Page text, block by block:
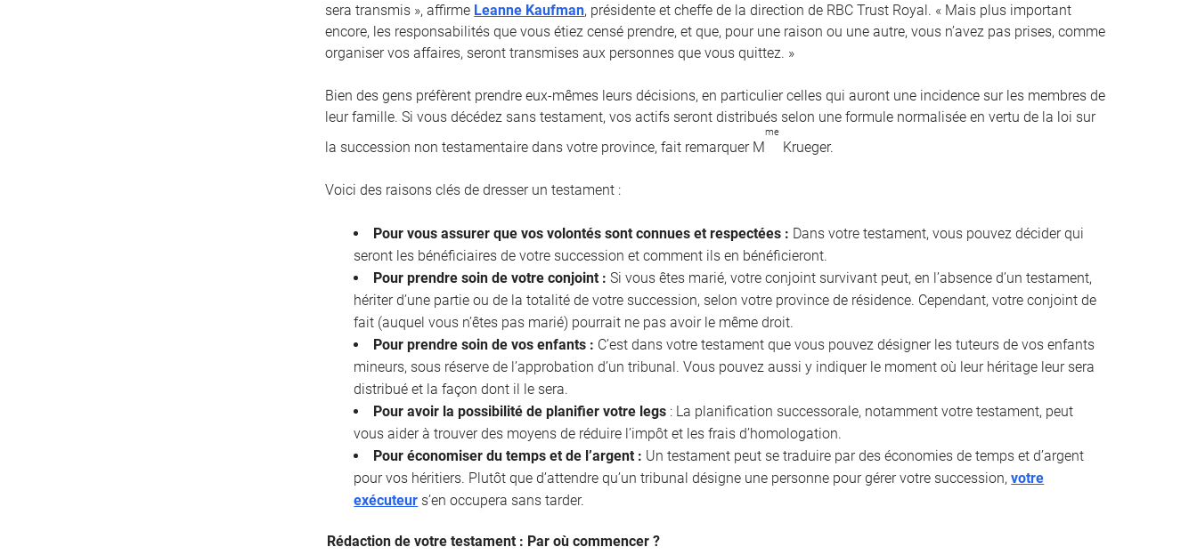
sera transmis », affirme Leanne Kaufman, présidente et cheffe de la direction de RBC Trust Royal. « Mais plus important
encore, les responsabilités que vous étiez censé prendre, et que, pour une raison ou une autre, vous n’avez pas prises, comme
organiser vos affaires, seront transmises aux personnes que vous quittez. »
Bien des gens préfèrent prendre eux-mêmes leurs décisions, en particulier celles qui auront une incidence sur les membres de
leur famille. Si vous décédez sans testament, vos actifs seront distribués selon une formule normalisée en vertu de la loi sur
la succession non testamentaire dans votre province, fait remarquer M
me
Krueger.
Voici des raisons clés de dresser un testament :
Pour vous assurer que vos volontés sont connues et respectées : Dans votre testament, vous pouvez décider qui
seront les bénéficiaires de votre succession et comment ils en bénéficieront.
Pour prendre soin de votre conjoint : Si vous êtes marié, votre conjoint survivant peut, en l’absence d’un testament,
hériter d’une partie ou de la totalité de votre succession, selon votre province de résidence. Cependant, votre conjoint de
fait (auquel vous n’êtes pas marié) pourrait ne pas avoir le même droit.
Pour prendre soin de vos enfants : C’est dans votre testament que vous pouvez désigner les tuteurs de vos enfants
mineurs, sous réserve de l’approbation d’un tribunal. Vous pouvez aussi y indiquer le moment où leur héritage leur sera
distribué et la façon dont il le sera.
Pour avoir la possibilité de planifier votre legs : La planification successorale, notamment votre testament, peut
vous aider à trouver des moyens de réduire l’impôt et les frais d’homologation.
Pour économiser du temps et de l’argent : Un testament peut se traduire par des économies de temps et d’argent
pour vos héritiers. Plutôt que d’attendre qu’un tribunal désigne une personne pour gérer votre succession,votre
exécuteur s’en occupera sans tarder.
Rédaction de votre testament : Par où commencer ?